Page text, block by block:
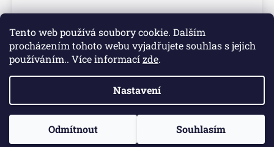
Tento web používá soubory cookie. Dalším
procházením tohoto webu vyjadřujete souhlas s jejich
používáním.. Více informacízde.
Nastavení
Odmítnout Souhlasím
📢 Dovolená 3.–7. 8. Objednávky přijaté v tomto období
Copyright 2026Time Walk s.r.o. . Všechna práva vyhrazena.